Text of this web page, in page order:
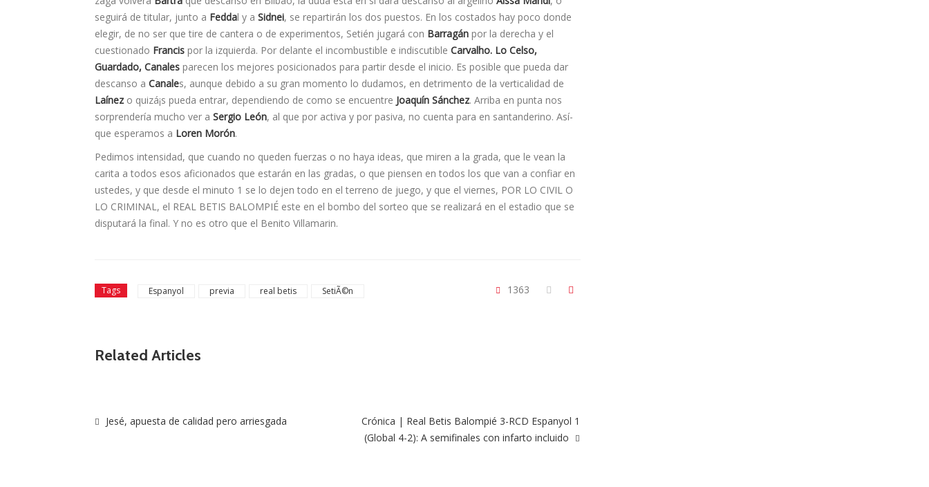
seguirá de titular, junto a Feddal y a Sidnei, se repartirán los dos puestos. En los costados hay poco donde
elegir, de no ser que tire de cantera o de experimentos, Setién jugará con Barragán por la derecha y el
cuestionado Francis por la izquierda. Por delante el incombustible e indiscutible Carvalho. Lo Celso,
Guardado, Canales parecen los mejores posicionados para partir desde el inicio. Es posible que pueda dar
descanso a Canales, aunque debido a su gran momento lo dudamos, en detrimento de la verticalidad de
Laínezo quizá¡s pueda entrar, dependiendo de como se encuentre Joaquí­n Sánchez. Arriba en punta nos
sorprenderí­a mucho ver a Sergio León, al que por activa y por pasiva, no cuenta para en santanderino. Así­
que esperamos a Loren Morón.
Pedimos intensidad, que cuando no queden fuerzas o no haya ideas, que miren a la grada, que le vean la
carita a todos esos aficionados que estarán en las gradas, o que piensen en todos los que van a confiar en
ustedes, y que desde el minuto 1 se lo dejen todo en el terreno de juego, y que el viernes, POR LO CIVIL O
LO CRIMINAL, el REAL BETIS BALOMPIÉ este en el bombo del sorteo que se realizará en el estadio que se
disputará la final. Y no es otro que el Benito Villamarin.
Tags Espanyol previa real betis SetiÃ©n 1363
Related Articles
Jesé, apuesta de calidad pero arriesgada
Crónica | Real Betis Balompié 3-RCD Espanyol 1
(Global 4-2): A semifinales con infarto incluido